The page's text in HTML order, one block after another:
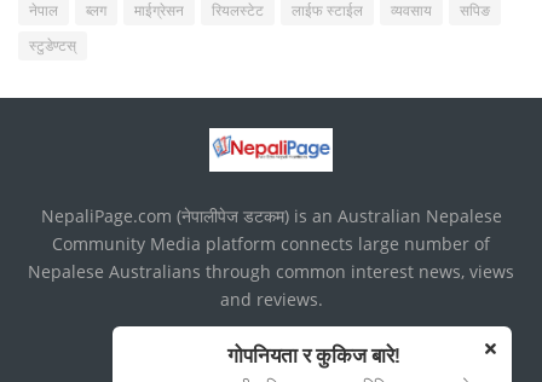
नेपाल
ब्लग माईग्रेसन रियलस्टेट लाईफ स्टाईल व्यवसाय
सपिङ
स्टुडेण्टस्
NepaliPage.com (नेपालीपेज डटकम) is an Australian Nepalese
Community Media platform connects large number of
Nepalese Australians through common interest news, views
and reviews.
गोपनियता र कुकिज बारे!